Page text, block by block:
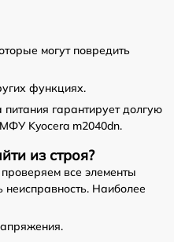
могут повредить
функциях.
гарантирует долгую
Kyocera m2040dn.
из строя?
все элементы
неисправность. Наиболее